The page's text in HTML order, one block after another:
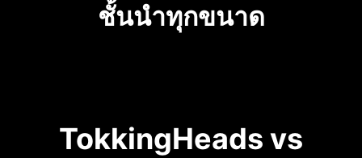
ชั้นนำทุกขนาด
TokkingHeads vs